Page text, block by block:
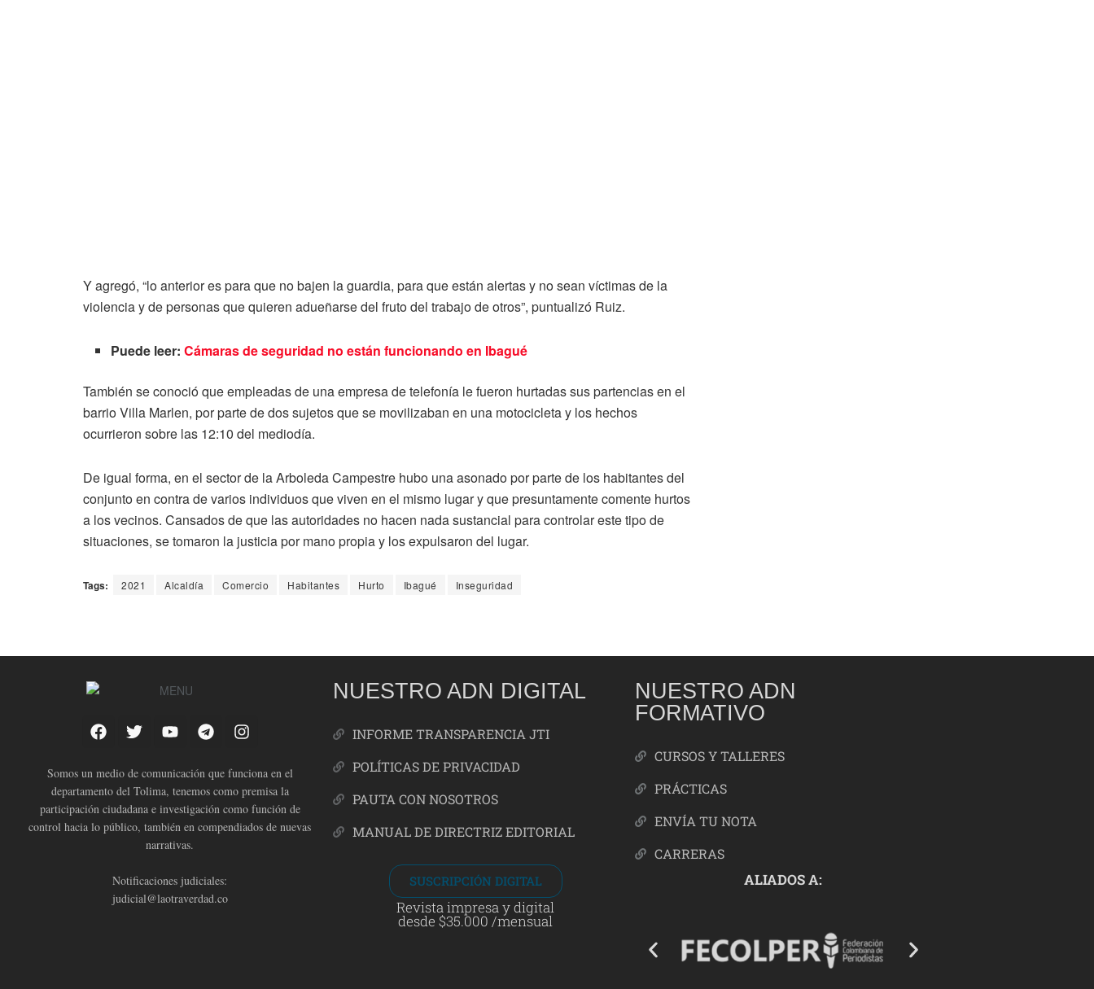
Y agregó, “lo anterior es para que no bajen la guardia, para que están alertas y no sean víctimas de la
violencia y de personas que quieren adueñarse del fruto del trabajo de otros”, puntualizó Ruiz.
Puede leer:Cámaras de seguridad no están funcionando en Ibagué
También se conoció que empleadas de una empresa de telefonía le fueron hurtadas sus partencias en el
barrio Villa Marlen, por parte de dos sujetos que se movilizaban en una motocicleta y los hechos
ocurrieron sobre las 12:10 del mediodía.
De igual forma, en el sector de la Arboleda Campestre hubo una asonado por parte de los habitantes del
conjunto en contra de varios individuos que viven en el mismo lugar y que presuntamente comente hurtos
a los vecinos. Cansados de que las autoridades no hacen nada sustancial para controlar este tipo de
situaciones, se tomaron la justicia por mano propia y los expulsaron del lugar.
Tags: 2021 Alcaldía Comercio Habitantes Hurto Ibagué Inseguridad
Somos un medio de comunicación que funciona en el
departamento del Tolima, tenemos como premisa la
participación ciudadana e investigación como función de
control hacia lo público, también en compendiados de nuevas
narrativas.
Notificaciones judiciales:
judicial@laotraverdad.co
NUESTRO ADN DIGITAL
INFORME TRANSPARENCIA JTI
POLÍTICAS DE PRIVACIDAD
PAUTA CON NOSOTROS
MANUAL DE DIRECTRIZ EDITORIAL
SUSCRIPCIÓN DIGITAL
Revista impresa y digital
desde $35.000 /mensual
NUESTRO ADN
FORMATIVO
CURSOS Y TALLERES
PRÁCTICAS
ENVÍA TU NOTA
CARRERAS
ALIADOS A: